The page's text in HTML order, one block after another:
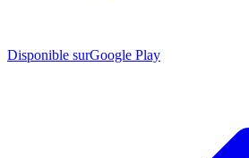
Disponible surGoogle Play